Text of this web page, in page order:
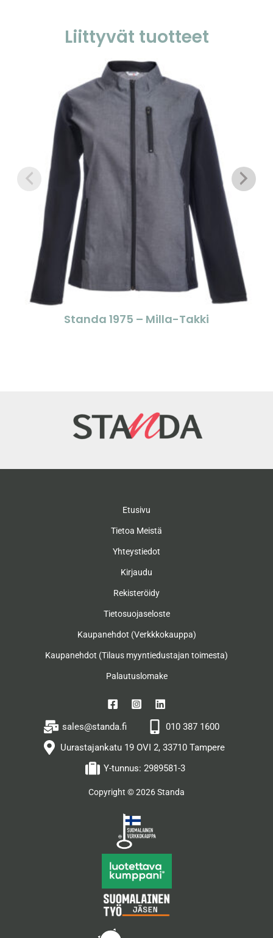
Liittyvät tuotteet
Standa 1975 – Milla-Takki
Etusivu
Tietoa Meistä
Yhteystiedot
Kirjaudu
Rekisteröidy
Tietosuojaseloste
Kaupanehdot (Verkkkokauppa)
Kaupanehdot (Tilaus myyntiedustajan toimesta)
Palautuslomake
sales@standa.fi
010 387 1600
Uurastajankatu 19 OVI 2, 33710 Tampere
Y-tunnus: 2989581-3
Copyright © 2026 Standa